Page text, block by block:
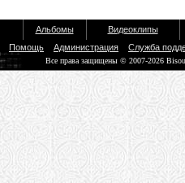
Альбомы
Видеоклипы
Помощь Администрация Служба
Все права защищены © 2007-2026